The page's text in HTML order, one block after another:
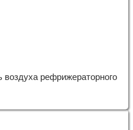
рефрижераторного